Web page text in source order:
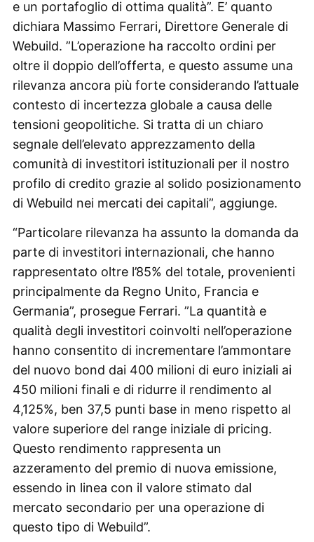
e un portafoglio di ottima qualità”. E’ quanto
dichiara Massimo Ferrari, Direttore Generale di
Webuild. ”L’operazione ha raccolto ordini per
oltre il doppio dell’offerta, e questo assume una
rilevanza ancora più forte considerando l’attuale
contesto di incertezza globale a causa delle
tensioni geopolitiche. Si tratta di un chiaro
segnale dell’elevato apprezzamento della
comunità di investitori istituzionali per il nostro
profilo di credito grazie al solido posizionamento
di Webuild nei mercati dei capitali”, aggiunge.
“Particolare rilevanza ha assunto la domanda da
parte di investitori internazionali, che hanno
rappresentato oltre l’85% del totale, provenienti
principalmente da Regno Unito, Francia e
Germania”, prosegue Ferrari. ”La quantità e
qualità degli investitori coinvolti nell’operazione
hanno consentito di incrementare l’ammontare
del nuovo bond dai 400 milioni di euro iniziali ai
450 milioni finali e di ridurre il rendimento al
4,125%, ben 37,5 punti base in meno rispetto al
valore superiore del range iniziale di pricing.
Questo rendimento rappresenta un
azzeramento del premio di nuova emissione,
essendo in linea con il valore stimato dal
mercato secondario per una operazione di
questo tipo di Webuild”.